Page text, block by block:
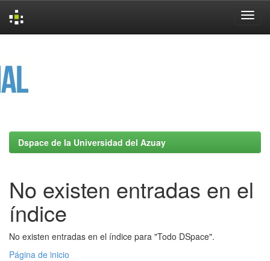
Dspace de la Universidad del Azuay
No existen entradas en el
índice
No existen entradas en el índice para "Todo DSpace".
Página de inicio